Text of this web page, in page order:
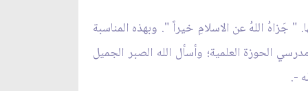
" جَزاهُ اللهُ عن الاسلامِ خيراً". وبهذه المناسبة
الحوزة العلمية؛ وأسأل الله الصبر الجميل
-
.